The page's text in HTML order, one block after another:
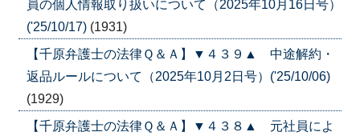
員の個人情報取り扱いについて（2025年10月16日号）
('25/10/17) (1931)
【千原弁護士の法律Ｑ＆Ａ】▼４３９▲ 中途解約・
返品ルールについて（2025年10月2日号）('25/10/06)
(1929)
【千原弁護士の法律Ｑ＆Ａ】▼４３８▲ 元社員によ